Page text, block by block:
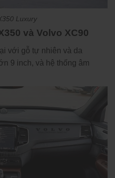
Luxury
và Volvo XC90
với gỗ tự nhiên và da
9 inch, và hệ thống âm